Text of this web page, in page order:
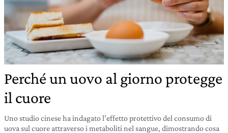
Perché un uovo al giorno protegge
il cuore
Uno studio cinese ha indagato l’effetto protettivo del consumo di
uova sul cuore attraverso i metaboliti nel sangue, dimostrando cosa